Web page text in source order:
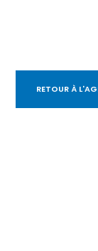
RETOUR À